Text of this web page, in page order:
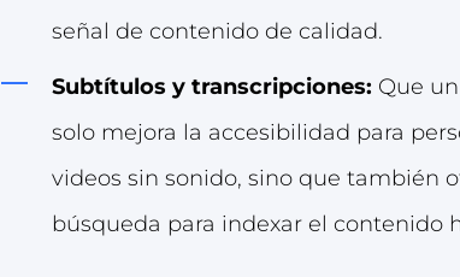
señal de contenido de calidad.
Subtítulos y transcripciones: Que
solo mejora la accesibilidad para
videos sin sonido, sino que también
búsqueda para indexar el contenido